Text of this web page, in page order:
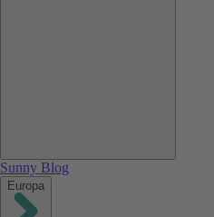
Sunny Blog
Europa